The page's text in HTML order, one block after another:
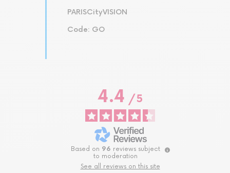
PARISCityVISION
Code: GO
4.4 / 5
Based on 96 reviews subject
to moderation
See all reviews on this site